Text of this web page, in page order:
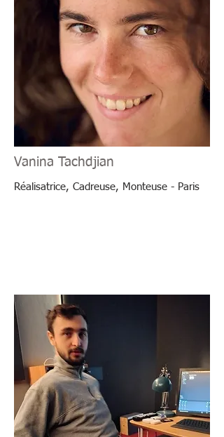
Vanina Tachdjian
Réalisatrice, Cadreuse, Monteuse - Paris